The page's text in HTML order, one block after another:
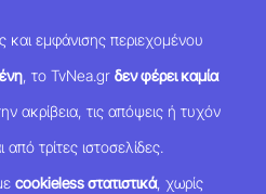
και εμφάνισης περιεχομένου
, το TvNea.grδεν φέρει καμία
ακρίβεια, τις απόψεις ή τυχόν
τρίτες ιστοσελίδες.
cookieless στατιστικά, χωρίς